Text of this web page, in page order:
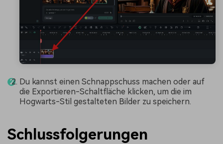
Du kannst einen Schnappschuss machen oder auf
die Exportieren-Schaltfläche klicken, um die im
Hogwarts-Stil gestalteten Bilder zu speichern.
Schlussfolgerungen